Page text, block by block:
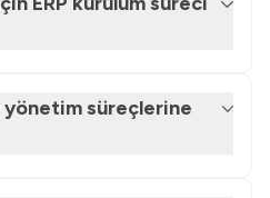
yönetim süreçlerine